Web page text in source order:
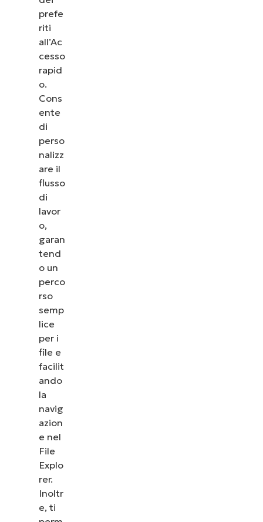
prefe
riti
all’Ac
cesso
rapid
o.
Cons
ente
di
perso
nalizz
are il
flusso
di
lavor
o,
garan
tend
o un
perco
rso
semp
lice
per i
file e
facilit
ando
la
navig
azion
e nel
File
Explo
rer.
Inoltr
e, ti